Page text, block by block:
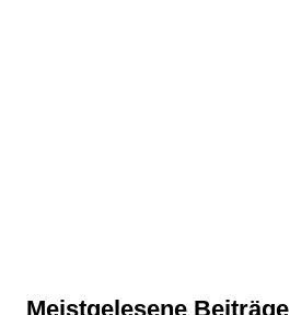
Meistgelesene Beiträge